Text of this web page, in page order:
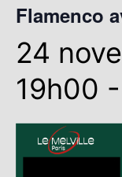
Flamenco
24
19h00 -